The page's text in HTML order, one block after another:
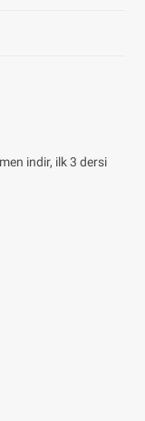
indir, ilk 3 dersi